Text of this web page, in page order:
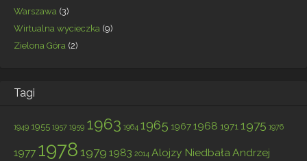
Warszawa (3)
Wirtualna wycieczka (9)
Zielona Góra (2)
Tagi
1949 1955 1957 1959 1963 1964 1965 19671968 1971 1975 1976
1977 1978 1979 1983 2014 Alojzy NiedbałaAndrzej